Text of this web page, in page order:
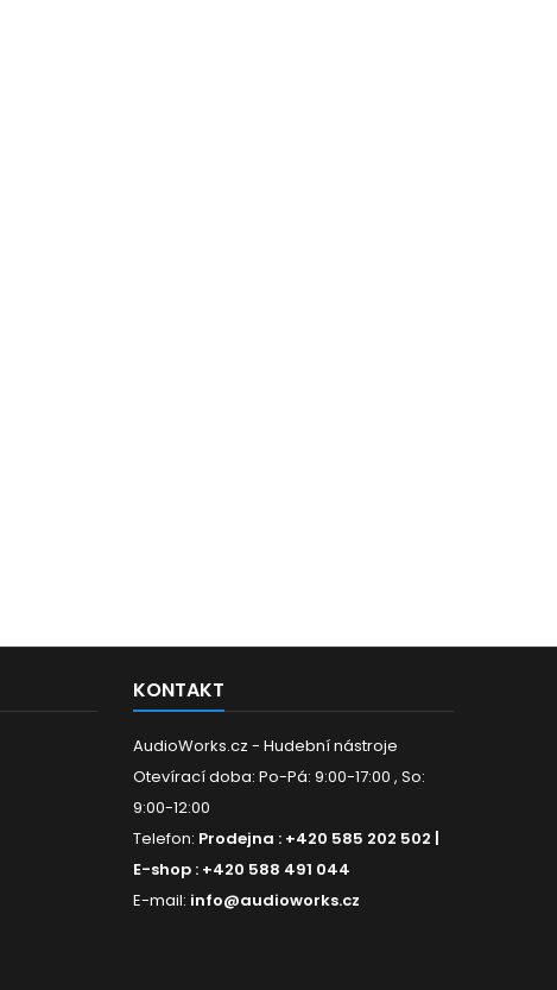
KONTAKT
AudioWorks.cz - Hudební nástroje
Otevírací doba: Po-Pá: 9:00-17:00 , So:
9:00-12:00
Telefon: Prodejna : +420 585 202 502 |
E-shop : +420 588 491 044
E-mail: info@audioworks.cz